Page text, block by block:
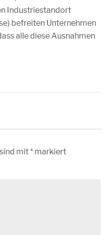
Industriestandort
befreiten Unternehmen
alle diese Ausnahmen
mit* markiert